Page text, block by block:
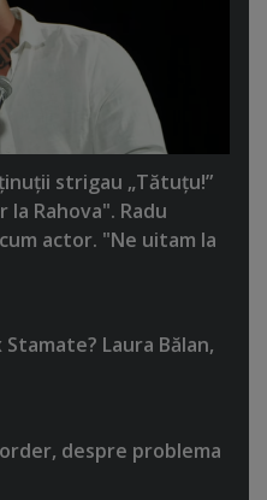
strigau „Tătuţu!”
la Rahova". Radu
actor. "Ne uitam la
Stamate? Laura Bălan,
despre problema